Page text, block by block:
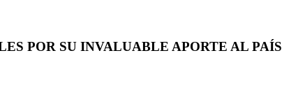
POR SU INVALUABLE APORTE AL PAÍS